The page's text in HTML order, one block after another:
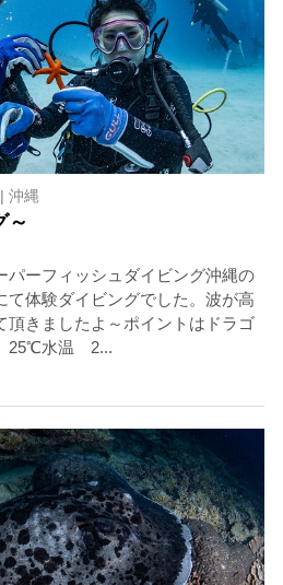
沖縄
～
パーフィッシュダイビング沖縄の
て体験ダイビングでした。波が高
頂きましたよ～ポイントはドラゴ
25℃水温 2...
さい。
使用する器材やスーツのレンタ
にお申し出ください。
スノーケリングやスキンダイビ
測不能なクジラの行動や、クジ
ルが発生する可能性がありま
上で、船上からエントリーやエ
として傷害や損害が発生する場
ルスイムでは、これら以外にも
生する可能性があります。
理解し、傷害や損害につながっ
かなる理由があっても、当ツアー
舶の保有者及び船長に対して損害